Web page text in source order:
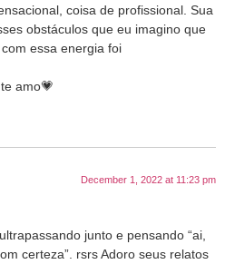
coisa de profissional. Sua
obstáculos que eu imagino que
essa energia foi
amo💗
December 1, 2022 at 11:23 pm
junto e pensando “ai,
certeza”. rsrs Adoro seus relatos